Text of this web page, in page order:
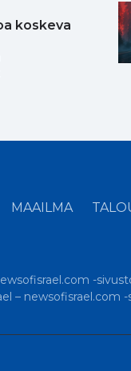
koskeva
MAAILMA
-
–